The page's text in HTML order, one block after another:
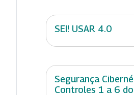
SEI! USAR 4.0
Segurança
Controles 1 a 6 do